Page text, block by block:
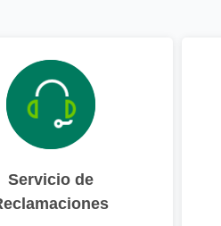
Servicio de